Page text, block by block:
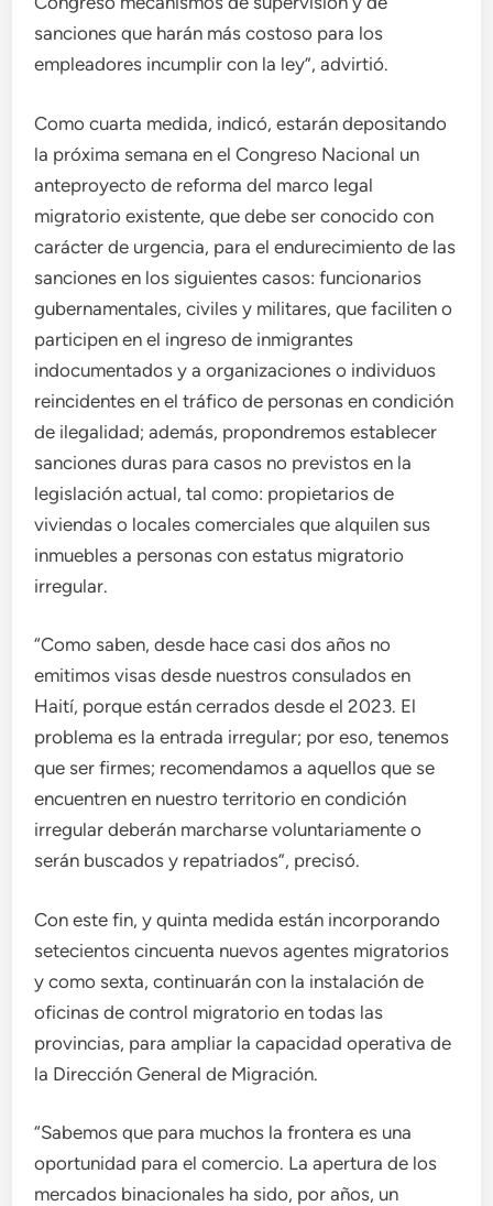
sanciones que harán más costoso para los
empleadores incumplir con la ley”, advirtió.
Como cuarta medida, indicó, estarán depositando
la próxima semana en el Congreso Nacional un
anteproyecto de reforma del marco legal
migratorio existente, que debe ser conocido con
carácter de urgencia, para el endurecimiento de las
sanciones en los siguientes casos: funcionarios
gubernamentales, civiles y militares, que faciliten o
participen en el ingreso de inmigrantes
indocumentados y a organizaciones o individuos
reincidentes en el tráfico de personas en condición
de ilegalidad; además, propondremos establecer
sanciones duras para casos no previstos en la
legislación actual, tal como: propietarios de
viviendas o locales comerciales que alquilen sus
inmuebles a personas con estatus migratorio
irregular.
“Como saben, desde hace casi dos años no
emitimos visas desde nuestros consulados en
Haití, porque están cerrados desde el 2023. El
problema es la entrada irregular; por eso, tenemos
que ser firmes; recomendamos a aquellos que se
encuentren en nuestro territorio en condición
irregular deberán marcharse voluntariamente o
serán buscados y repatriados”, precisó.
Con este fin, y quinta medida están incorporando
setecientos cincuenta nuevos agentes migratorios
y como sexta, continuarán con la instalación de
oficinas de control migratorio en todas las
provincias, para ampliar la capacidad operativa de
la Dirección General de Migración.
“Sabemos que para muchos la frontera es una
oportunidad para el comercio. La apertura de los
mercados binacionales ha sido, por años, un